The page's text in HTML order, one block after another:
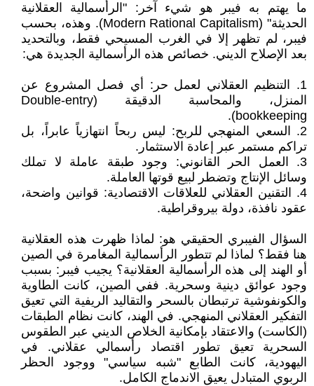
ما يهتم به فيبر هو شيء آخر: "الرأسمالية العقلانية
الحديثة" (Modern Rational Capitalism). وهذه، بحسب
فيبر، لم تظهر إلا في الغرب المسيحي فقط، وبالتحديد
بعد الإصلاح الديني. خصائص هذه الرأسمالية الجديدة هي:
1. التنظيم العقلاني لعمل حر: أي فصل المشروع عن
المنزل، والمحاسبة الدقيقة (Double-entry
bookkeeping).
2. السعي المنهجي للربح: ليس ربحاً انتهازياً عابراً، بل
تراكم مستمر عبر إعادة الاستثمار.
3. العمل الحر القانوني: وجود طبقة عاملة لا تملك
وسائل الإنتاج وتضطر لبيع قوتها العاملة.
4. التقنين العقلاني للعلاقات الاقتصادية: قوانين واضحة،
عقود نافذة، دولة بيروقراطية.
السؤال الفيبري الحقيقي هو: لماذا ظهرت هذه العقلانية
هنا فقط؟ لماذا لم تتطور الرأسمالية المغامرة في الصين
أو الهند إلى هذه الرأسمالية العقلانية؟ يجيب فيبر: بسبب
وجود عوائق دينية وسحرية. ففي الصين، كانت الطاوية
والكونفوشية ترتبطان بالسحر والتقاليد الريفية التي تعيق
التفكير العقلاني المنهجي. في الهند، كانت نظام الطبقات
(الكاست) والاعتقاد بإمكانية الخلاص الديني عبر الطقوس
السحرية تعيق تطور اقتصاد رأسمالي عقلاني. في
اليهودية، كانت الطابع "شبه سياسي" ووجود الحظر
الربوي المتبادل يعيق الاندماج الكامل.